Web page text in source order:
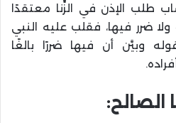
طلب الإذن في الزِّنا معتقدًا
ضرر فيها، فقلب عليه النبي
وبيَّن أن فيها ضررًا بالغًا
الصالح: